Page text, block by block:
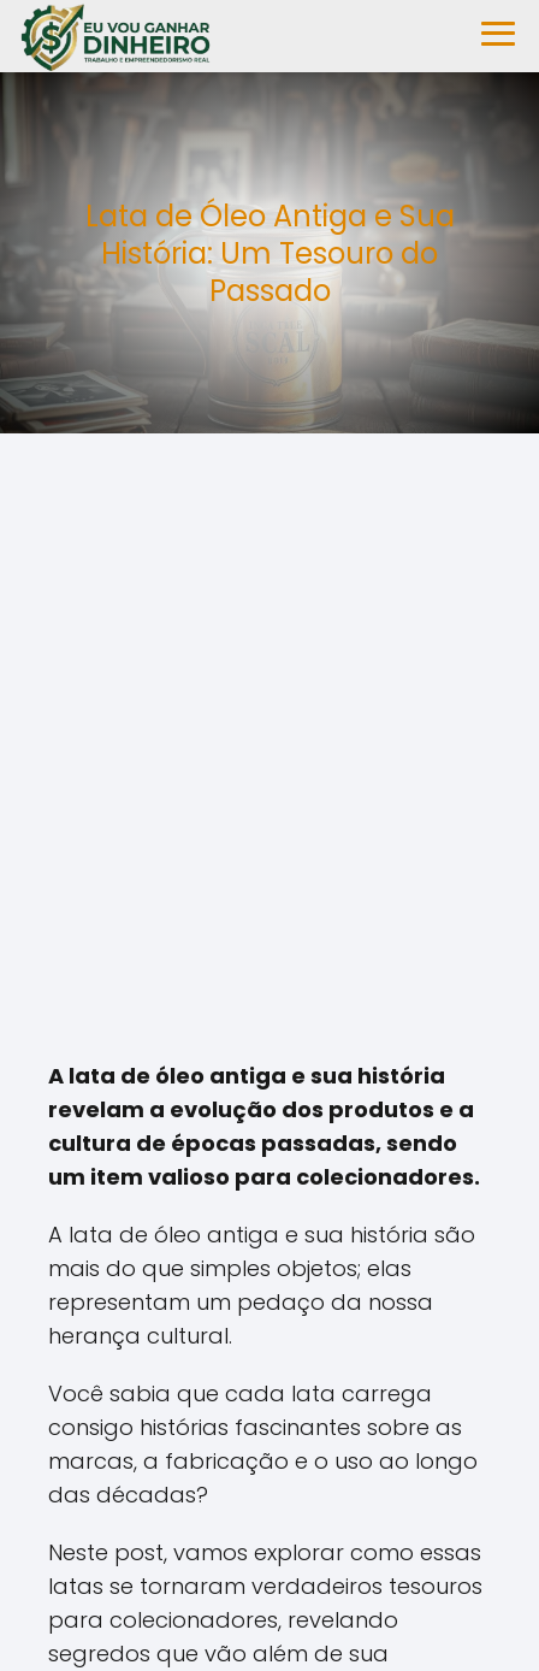
Lata de Óleo Antiga e Sua
História: Um Tesouro do
Passado
A lata de óleo antiga e sua história
revelam a evolução dos produtos e a
cultura de épocas passadas, sendo
um item valioso para colecionadores.
A lata de óleo antiga e sua história são
mais do que simples objetos; elas
representam um pedaço da nossa
herança cultural.
Você sabia que cada lata carrega
consigo histórias fascinantes sobre as
marcas, a fabricação e o uso ao longo
das décadas?
Neste post, vamos explorar como essas
latas se tornaram verdadeiros tesouros
para colecionadores, revelando
segredos que vão além de sua